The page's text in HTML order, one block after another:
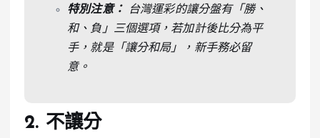
特別注意：
台灣運彩的讓分盤有「勝、
和、負」三個選項，若加計後比分為平
手，就是「讓分和局」，新手務必留
意。
2. 不讓分